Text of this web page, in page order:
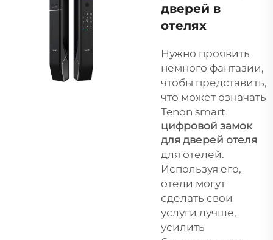
дверей в
отелях
Нужно проявить
немного фантазии,
чтобы представить,
что может означать
Tenon smart
цифровой замок
для дверей отеля
для отелей.
Используя его,
отели могут
сделать свои
услуги лучше,
усилить